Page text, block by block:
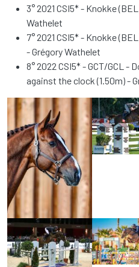
3° 2021 CSI5* - Knokke
Wathelet
7° 2021 CSI5* - Knokke
- Grégory Wathelet
8° 2022 CSI5* - GCT/GCL -
against the clock (1.50m) -
Fotos